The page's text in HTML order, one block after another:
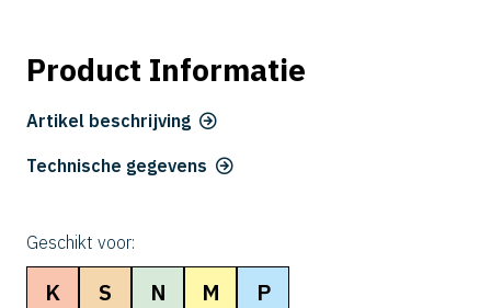
Product Informatie
Artikel beschrijving
Technische gegevens
Geschikt voor:
K S N M P